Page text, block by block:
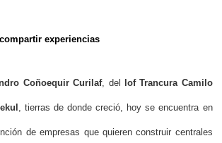
experiencias
Coñoequir Curilaf, del lof Trancura Camilo
, tierras de donde creció, hoy se encuentra en
de empresas que quieren construir centrales